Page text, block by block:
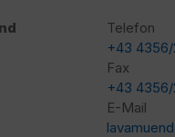
Telefon
+43
Fax
+43
E-Mail